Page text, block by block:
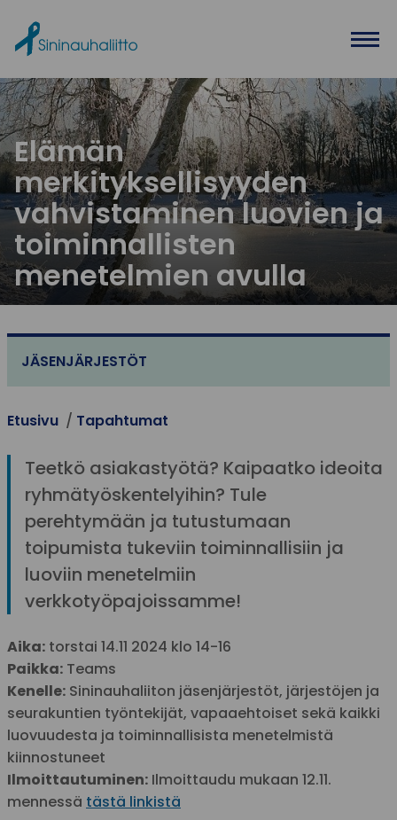
Elämän
merkityksellisyyden
vahvistaminen luovien ja
toiminnallisten
menetelmien avulla
JÄSENJÄRJESTÖT
Etusivu Tapahtumat
Teetkö asiakastyötä? Kaipaatko ideoita
ryhmätyöskentelyihin? Tule
perehtymään ja tutustumaan
toipumista tukeviin toiminnallisiin ja
luoviin menetelmiin
verkkotyöpajoissamme!
Aika: torstai 14.11 2024 klo 14-16
Paikka: Teams
Kenelle: Sininauhaliiton jäsenjärjestöt, järjestöjen ja
seurakuntien työntekijät, vapaaehtoiset sekä kaikki
luovuudesta ja toiminnallisista menetelmistä
kiinnostuneet
Ilmoittautuminen: Ilmoittaudu mukaan 12.11.
mennessä tästä linkistä